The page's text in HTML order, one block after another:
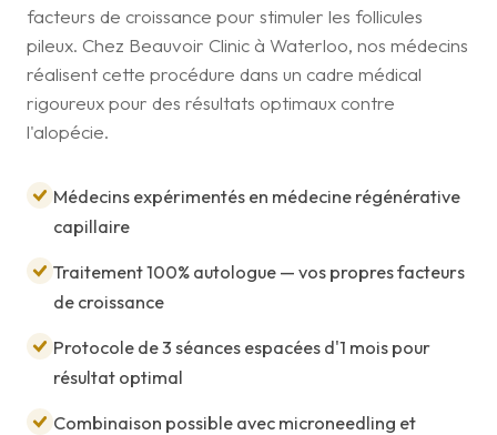
facteurs de croissance pour stimuler les follicules
pileux. Chez Beauvoir Clinic à Waterloo, nos médecins
réalisent cette procédure dans un cadre médical
rigoureux pour des résultats optimaux contre
l'alopécie.
Médecins expérimentés en médecine régénérative
capillaire
Traitement 100% autologue — vos propres facteurs
de croissance
Protocole de 3 séances espacées d'1 mois pour
résultat optimal
Combinaison possible avec microneedling et